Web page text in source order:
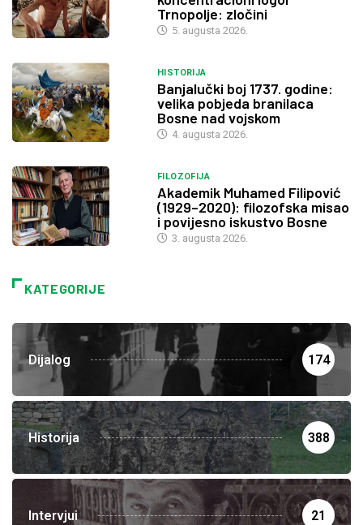
Trnopolje: zločini
5. augusta 2026.
HISTORIJA
Banjalučki boj 1737. godine:
velika pobjeda branilaca
Bosne nad vojskom
4. augusta 2026.
FILOZOFIJA
Akademik Muhamed Filipović
(1929–2020): filozofska misao
i povijesno iskustvo Bosne
3. augusta 2026.
KATEGORIJE
Dijalog 174
Historija 388
Intervjui 21